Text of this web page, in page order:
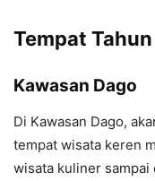
Tempat
Kawasan Dago
Di Kawasan Dago,
tempat wisata keren
wisata kuliner sampai